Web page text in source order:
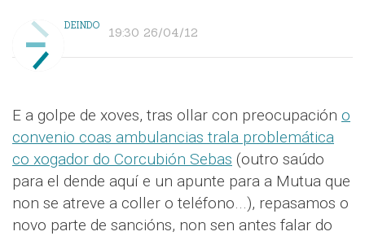
DEINDO 19:30 26/04/12
E a golpe de xoves, tras ollar con preocupación o
convenio coas ambulancias trala problemática
co xogador do Corcubión Sebas (outro saúdo
para el dende aquí e un apunte para a Mutua que
non se atreve a coller o teléfono...), repasamos o
novo parte de sancións, non sen antes falar do